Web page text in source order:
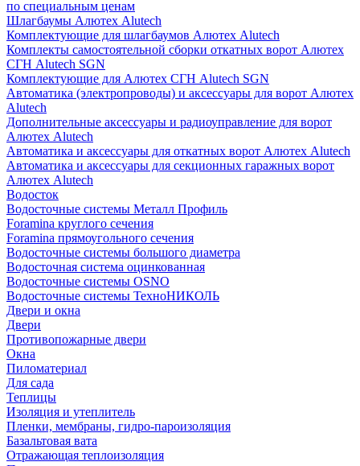
по специальным ценам
Шлагбаумы Алютех Alutech
Комплектующие для шлагбаумов Алютех Alutech
Комплекты самостоятельной сборки откатных ворот Алютех
СГН Alutech SGN
Комплектующие для Алютех СГН Alutech SGN
Автоматика (электропроводы) и аксессуары для ворот Алютех
Alutech
Дополнительные аксессуары и радиоуправление для ворот
Алютех Alutech
Автоматика и аксессуары для откатных ворот Алютех Alutech
Автоматика и аксессуары для секционных гаражных ворот
Алютех Alutech
Водосток
Водосточные системы Металл Профиль
Foramina круглого сечения
Foramina прямоугольного сечения
Водосточные системы большого диаметра
Водосточная система оцинкованная
Водосточные системы OSNO
Водосточные системы ТехноНИКОЛЬ
Двери и окна
Двери
Противопожарные двери
Окна
Пиломатериал
Для сада
Теплицы
Изоляция и утеплитель
Пленки, мембраны, гидро-пароизоляция
Базальтовая вата
Отражающая теплоизоляция